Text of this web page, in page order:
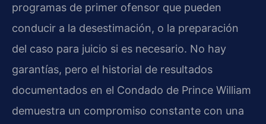
programas de primer ofensor que pueden
conducir a la desestimación, o la preparación
del caso para juicio si es necesario. No hay
garantías, pero el historial de resultados
documentados en el Condado de Prince William
demuestra un compromiso constante con una